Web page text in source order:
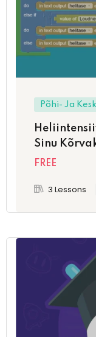
Põhi- Ja
Sinu
FREE
3 Lessons